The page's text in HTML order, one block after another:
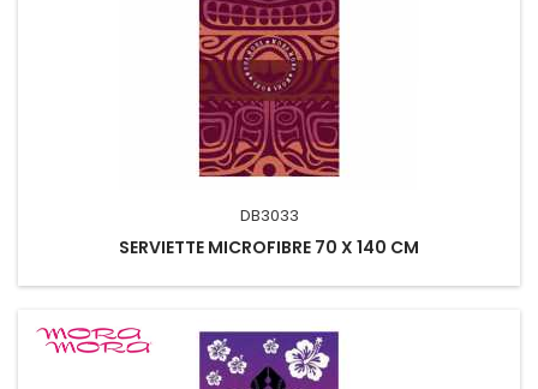
DB3033
SERVIETTE MICROFIBRE 70 X 140 CM